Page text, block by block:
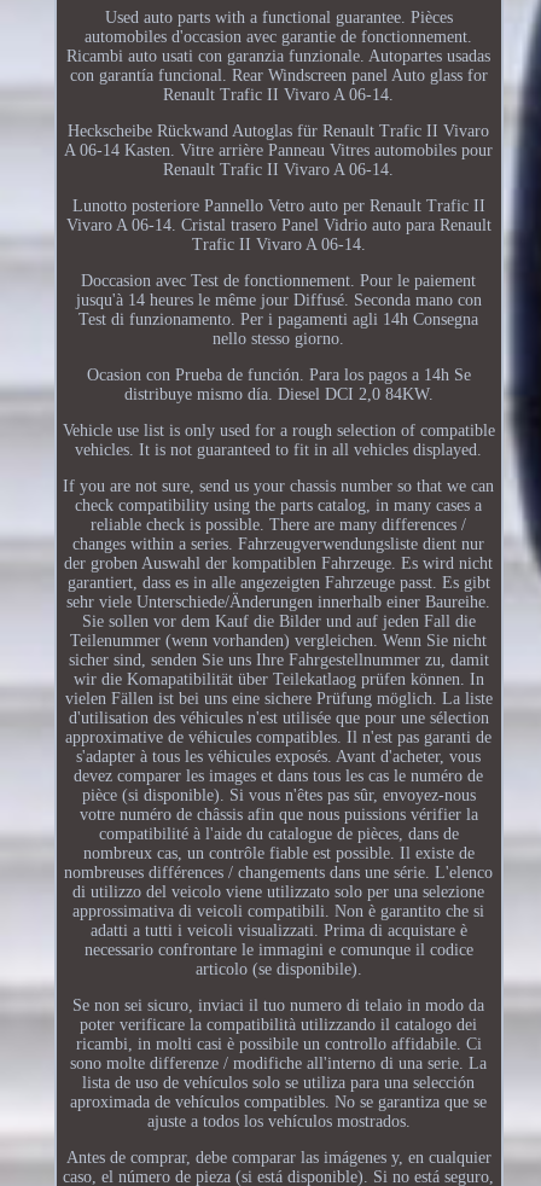
Used auto parts with a functional guarantee. Pièces
automobiles d'occasion avec garantie de fonctionnement.
Ricambi auto usati con garanzia funzionale. Autopartes usadas
con garantía funcional. Rear Windscreen panel Auto glass for
Renault Trafic II Vivaro A 06-14.
Heckscheibe Rückwand Autoglas für Renault Trafic II Vivaro
A 06-14 Kasten. Vitre arrière Panneau Vitres automobiles pour
Renault Trafic II Vivaro A 06-14.
Lunotto posteriore Pannello Vetro auto per Renault Trafic II
Vivaro A 06-14. Cristal trasero Panel Vidrio auto para Renault
Trafic II Vivaro A 06-14.
Doccasion avec Test de fonctionnement. Pour le paiement
jusqu'à 14 heures le même jour Diffusé. Seconda mano con
Test di funzionamento. Per i pagamenti agli 14h Consegna
nello stesso giorno.
Ocasion con Prueba de función. Para los pagos a 14h Se
distribuye mismo día. Diesel DCI 2,0 84KW.
Vehicle use list is only used for a rough selection of compatible
vehicles. It is not guaranteed to fit in all vehicles displayed.
If you are not sure, send us your chassis number so that we can
check compatibility using the parts catalog, in many cases a
reliable check is possible. There are many differences /
changes within a series. Fahrzeugverwendungsliste dient nur
der groben Auswahl der kompatiblen Fahrzeuge. Es wird nicht
garantiert, dass es in alle angezeigten Fahrzeuge passt. Es gibt
sehr viele Unterschiede/Änderungen innerhalb einer Baureihe.
Sie sollen vor dem Kauf die Bilder und auf jeden Fall die
Teilenummer (wenn vorhanden) vergleichen. Wenn Sie nicht
sicher sind, senden Sie uns Ihre Fahrgestellnummer zu, damit
wir die Komapatibilität über Teilekatlaog prüfen können. In
vielen Fällen ist bei uns eine sichere Prüfung möglich. La liste
d'utilisation des véhicules n'est utilisée que pour une sélection
approximative de véhicules compatibles. Il n'est pas garanti de
s'adapter à tous les véhicules exposés. Avant d'acheter, vous
devez comparer les images et dans tous les cas le numéro de
pièce (si disponible). Si vous n'êtes pas sûr, envoyez-nous
votre numéro de châssis afin que nous puissions vérifier la
compatibilité à l'aide du catalogue de pièces, dans de
nombreux cas, un contrôle fiable est possible. Il existe de
nombreuses différences / changements dans une série. L'elenco
di utilizzo del veicolo viene utilizzato solo per una selezione
approssimativa di veicoli compatibili. Non è garantito che si
adatti a tutti i veicoli visualizzati. Prima di acquistare è
necessario confrontare le immagini e comunque il codice
articolo (se disponibile).
Se non sei sicuro, inviaci il tuo numero di telaio in modo da
poter verificare la compatibilità utilizzando il catalogo dei
ricambi, in molti casi è possibile un controllo affidabile. Ci
sono molte differenze / modifiche all'interno di una serie. La
lista de uso de vehículos solo se utiliza para una selección
aproximada de vehículos compatibles. No se garantiza que se
ajuste a todos los vehículos mostrados.
Antes de comprar, debe comparar las imágenes y, en cualquier
caso, el número de pieza (si está disponible). Si no está seguro,